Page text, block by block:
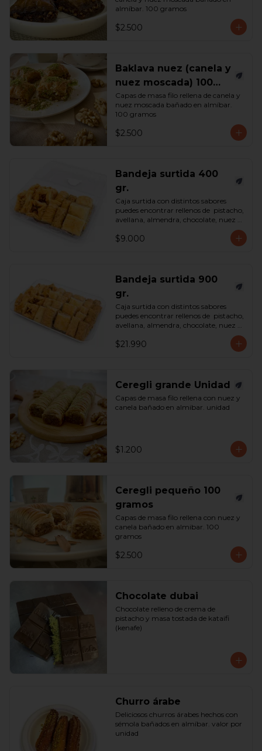
almíbar. 100 gramos
$2.500
Baklava nuez (canela y
nuez moscada) 100
gramos
Capas de masa filo rellena de canela y
nuez moscada bañado en almíbar.
100 gramos
$2.500
Bandeja surtida 400
gr.
Caja surtida con distintos sabores
puedes encontrar rellenos de  pistacho,
avellana, almendra, chocolate, nuez y
*Surtido enviado sujeto a
$9.000
Bandeja surtida 900
gr.
Caja surtida con distintos sabores
puedes encontrar rellenos de  pistacho,
avellana, almendra, chocolate, nuez y
*Surtido enviado sujeto a
$21.990
Ceregli grande Unidad
Capas de masa filo rellena con nuez y
canela bañado en almibar. unidad
$1.200
Ceregli pequeño 100
gramos
Capas de masa filo rellena con nuez y
canela bañado en almibar. 100
gramos
$2.500
Chocolate dubai
Chocolate relleno de crema de
pistacho y masa tostada de kataifi
(kenafe)
Churro árabe
Deliciosos churros árabes hechos con
sémola bañados en almíbar. valor por
unidad